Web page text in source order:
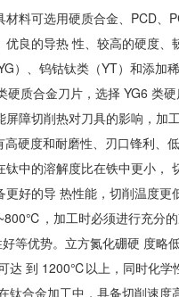
料可选用硬质合金、PCD、
良的导热 性、较高的硬度
）、钨钴钛类（YT）和添加
质合金刀片，选择 YG6 类
障切削热对刀具的影响，加
硬度和耐磨性、刃口锋利、
中的溶解度比在铁中更小，
好的导 热性能，切削温度
，加工时必须进行充分
好等优势。立方氮化硼硬 度
达 到 1200℃以上，同时化
钛合金加工中，具备切削速